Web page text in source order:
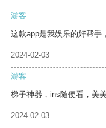
游客
这款app是我娱乐的好帮手
2024-02-03
游客
梯子神器，ins随便看，美
2024-02-03